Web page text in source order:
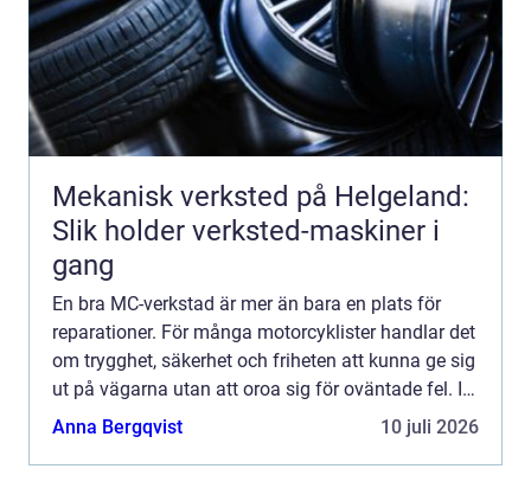
Mekanisk verksted på Helgeland:
Slik holder verksted-maskiner i
gang
En bra MC-verkstad är mer än bara en plats för
reparationer. För många motorcyklister handlar det
om trygghet, säkerhet och friheten att kunna ge sig
ut på vägarna utan att oroa sig för oväntade fel. I
Skåne finns allt från små specialiserade verkstä...
Anna Bergqvist 10 juli 2026